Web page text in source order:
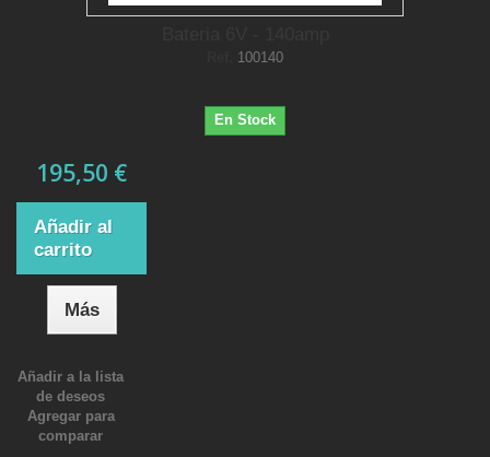
100140
En Stock
195,50 €
Añadir al
carrito
Más
Añadir a la lista
de deseos
Agregar para
comparar